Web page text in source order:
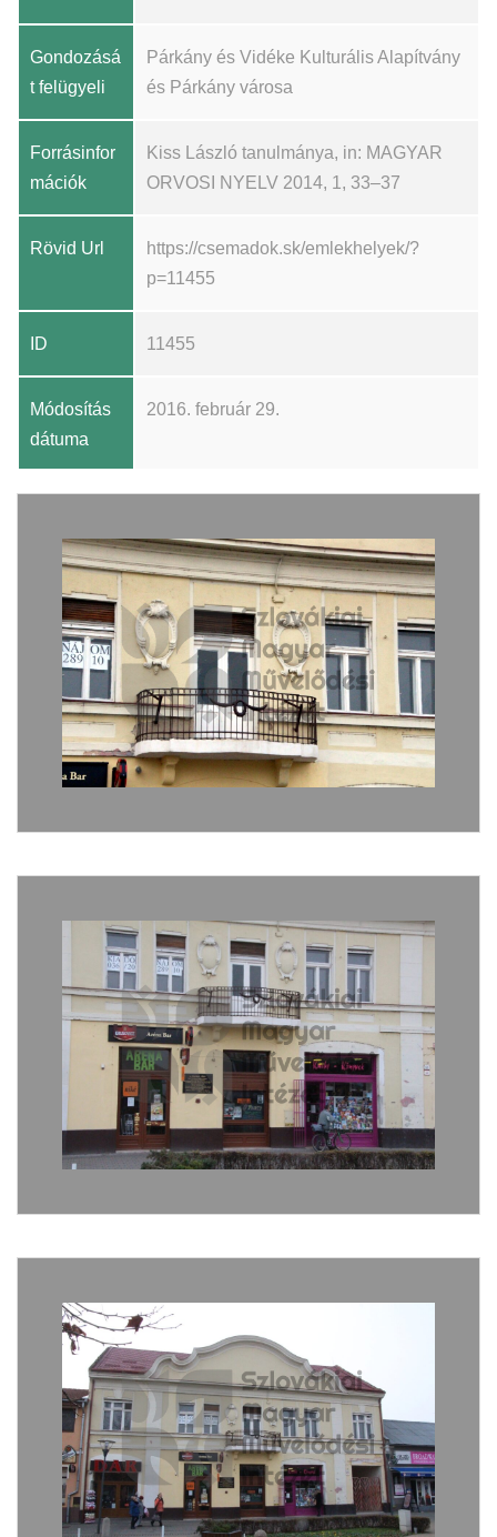
Gondozásá
t felügyeli
Párkány és Vidéke Kulturális Alapítvány
és Párkány városa
Forrásinfor
mációk
Kiss László tanulmánya, in: MAGYAR
ORVOSI NYELV 2014, 1, 33–37
Rövid Url
https://csemadok.sk/emlekhelyek/?
p=11455
ID 11455
Módosítás
dátuma
2016. február 29.